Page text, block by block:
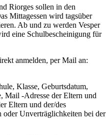
Riorges sollen in den
Mittagessen wird tagsüber
Ab und zu werden Vesper
eine Schulbescheinigung für
anmelden, per Mail an:
Klasse, Geburtsdatum,
Mail -Adresse der Eltern und
Eltern und der/des
oder Unverträglichkeiten bei der